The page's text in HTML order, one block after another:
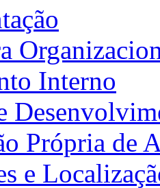
Interno
Própria de
e